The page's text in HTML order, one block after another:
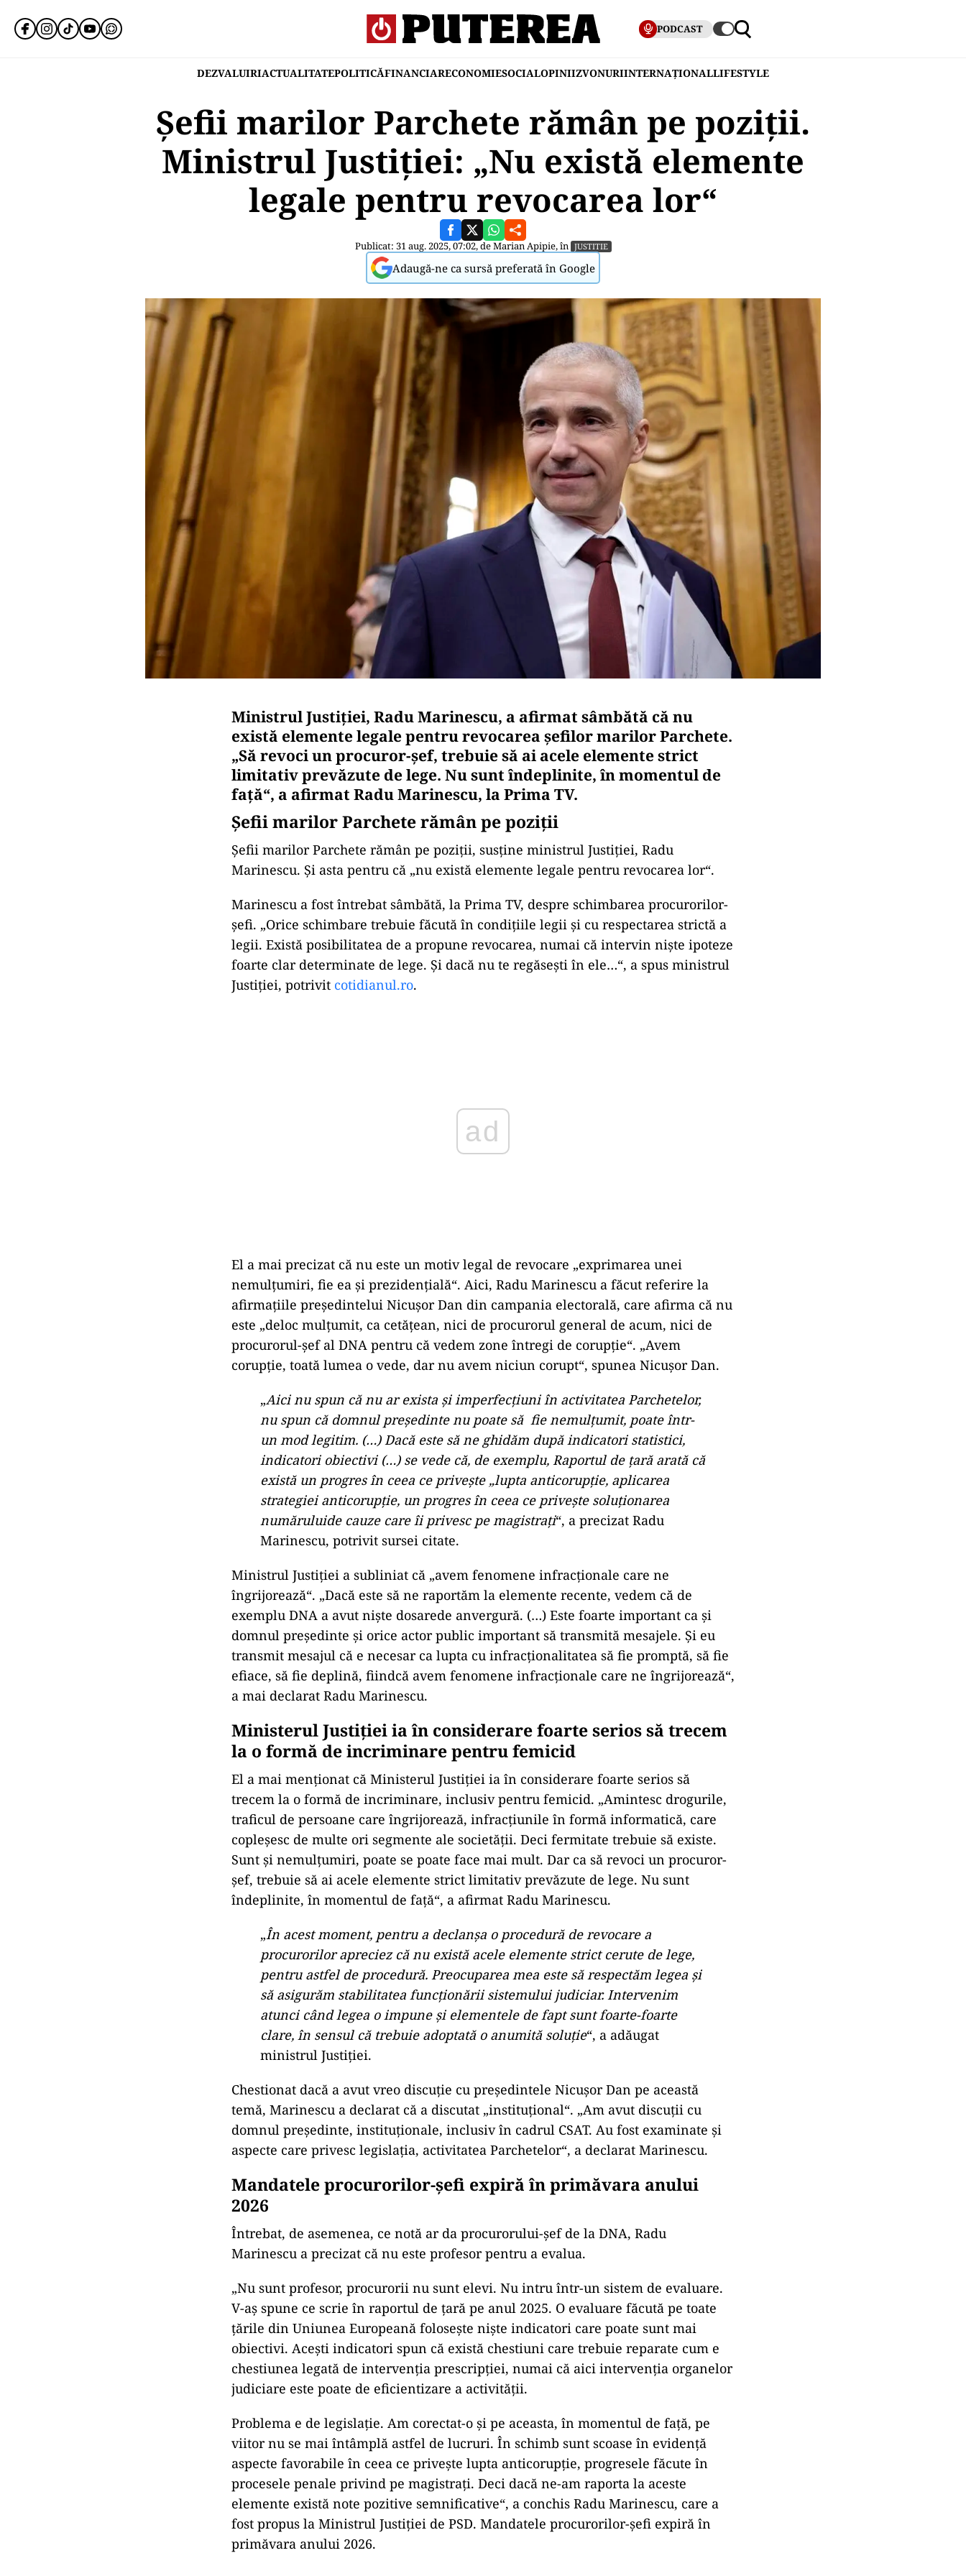
PODCAST
DEZVALUIRIACTUALITATEPOLITICĂFINANCIARECONOMIESOCIALOPINIIZVONURIINTERNAȚIONALLIFESTYLE
Șefii marilor Parchete rămân pe poziții.
Ministrul Justiției: „Nu există elemente
legale pentru revocarea lor“
Publicat: 31 aug. 2025, 07:02, deMarian Apipie, în JUSTITIE
Adaugă-ne ca sursă preferată în Google
Ministrul Justiţiei, Radu Marinescu, a afirmat sâmbătă că nu
există elemente legale pentru revocarea şefilor marilor Parchete.
„Să revoci un procuror-şef, trebuie să ai acele elemente strict
limitativ prevăzute de lege. Nu sunt îndeplinite, în momentul de
faţă“, a afirmat Radu Marinescu, la Prima TV.
Șefii marilor Parchete rămân pe poziții
Șefii marilor Parchete rămân pe poziții, susține ministrul Justiţiei, Radu
Marinescu. Și asta pentru că „nu există elemente legale pentru revocarea lor“.
Marinescu a fost întrebat sâmbătă, la Prima TV, despre schimbarea procurorilor-
şefi. „Orice schimbare trebuie făcută în condiţiile legii şi cu respectarea strictă a
legii. Există posibilitatea de a propune revocarea, numai că intervin nişte ipoteze
foarte clar determinate de lege. Şi dacă nu te regăseşti în ele…“, a spus ministrul
Justiției, potrivit cotidianul.ro.
El a mai precizat că nu este un motiv legal de revocare „exprimarea unei
nemulţumiri, fie ea şi prezidenţială“. Aici, Radu Marinescu a făcut referire la
afirmațiile președintelui Nicușor Dan din campania electorală, care afirma că nu
este „deloc mulţumit, ca cetăţean, nici de procurorul general de acum, nici de
procurorul-şef al DNA pentru că vedem zone întregi de corupţie“. „Avem
corupţie, toată lumea o vede, dar nu avem niciun corupt“, spunea Nicușor Dan.
„Aici nu spun că nu ar exista şi imperfecţiuni în activitatea Parchetelor,
nu spun că domnul preşedinte nu poate să fie nemulţumit, poate într-
un mod legitim. (…) Dacă este să ne ghidăm după indicatori statistici,
indicatori obiectivi (…) se vede că, de exemplu, Raportul de ţară arată că
există un progres în ceea ce priveşte „lupta anticorupţie, aplicarea
strategiei anticorupţie, un progres în ceea ce priveşte soluţionarea
număruluide cauze care îi privesc pe magistraţi“, a precizat Radu
Marinescu, potrivit sursei citate.
Ministrul Justiţiei a subliniat că „avem fenomene infracţionale care ne
îngrijorează“. „Dacă este să ne raportăm la elemente recente, vedem că de
exemplu DNA a avut nişte dosarede anvergură. (…) Este foarte important ca şi
domnul preşedinte şi orice actor public important să transmită mesajele. Şi eu
transmit mesajul că e necesar ca lupta cu infracţionalitatea să fie promptă, să fie
efiace, să fie deplină, fiindcă avem fenomene infracţionale care ne îngrijorează“,
a mai declarat Radu Marinescu.
Ministerul Justiţiei ia în considerare foarte serios să trecem
la o formă de incriminare pentru femicid
El a mai menționat că Ministerul Justiţiei ia în considerare foarte serios să
trecem la o formă de incriminare, inclusiv pentru femicid. „Amintesc drogurile,
traficul de persoane care îngrijorează, infracţiunile în formă informatică, care
copleşesc de multe ori segmente ale societăţii. Deci fermitate trebuie să existe.
Sunt şi nemulţumiri, poate se poate face mai mult. Dar ca să revoci un procuror-
şef, trebuie să ai acele elemente strict limitativ prevăzute de lege. Nu sunt
îndeplinite, în momentul de faţă“, a afirmat Radu Marinescu.
„În acest moment, pentru a declanşa o procedură de revocare a
procurorilor apreciez că nu există acele elemente strict cerute de lege,
pentru astfel de procedură. Preocuparea mea este să respectăm legea şi
să asigurăm stabilitatea funcţionării sistemului judiciar. Intervenim
atunci când legea o impune şi elementele de fapt sunt foarte-foarte
clare, în sensul că trebuie adoptată o anumită soluţie“, a adăugat
ministrul Justiției.
Chestionat dacă a avut vreo discuţie cu preşedintele Nicuşor Dan pe această
temă, Marinescu a declarat că a discutat „instituţional“. „Am avut discuţii cu
domnul preşedinte, instituţionale, inclusiv în cadrul CSAT. Au fost examinate şi
aspecte care privesc legislaţia, activitatea Parchetelor“, a declarat Marinescu.
Mandatele procurorilor-şefi expiră în primăvara anului
2026
Întrebat, de asemenea, ce notă ar da procurorului-şef de la DNA, Radu
Marinescu a precizat că nu este profesor pentru a evalua.
„Nu sunt profesor, procurorii nu sunt elevi. Nu intru într-un sistem de evaluare.
V-aş spune ce scrie în raportul de ţară pe anul 2025. O evaluare făcută pe toate
ţările din Uniunea Europeană foloseşte nişte indicatori care poate sunt mai
obiectivi. Aceşti indicatori spun că există chestiuni care trebuie reparate cum e
chestiunea legată de intervenţia prescripţiei, numai că aici intervenţia organelor
judiciare este poate de eficientizare a activităţii.
Problema e de legislaţie. Am corectat-o şi pe aceasta, în momentul de faţă, pe
viitor nu se mai întâmplă astfel de lucruri. În schimb sunt scoase în evidenţă
aspecte favorabile în ceea ce priveşte lupta anticorupţie, progresele făcute în
procesele penale privind pe magistraţi. Deci dacă ne-am raporta la aceste
elemente există note pozitive semnificative“, a conchis Radu Marinescu, care a
fost propus la Ministrul Justiţiei de PSD. Mandatele procurorilor-şefi expiră în
primăvara anului 2026.